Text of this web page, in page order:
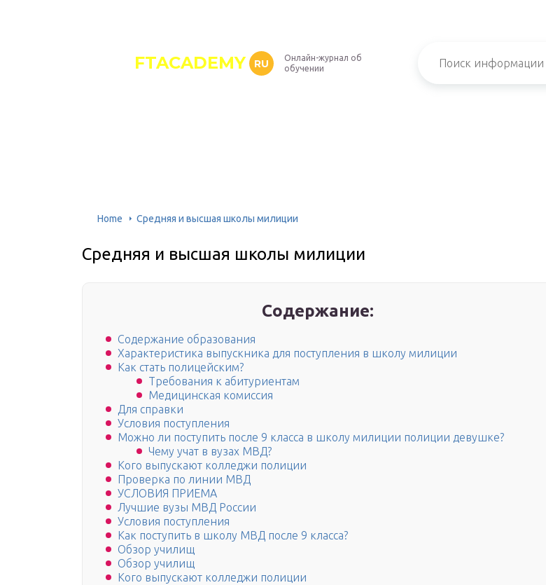
FTACADEMY RU
Онлайн-журнал об
обучении
Home Средняя и высшая школы милиции
Средняя и высшая школы милиции
Содержание:
Содержание образования
Характеристика выпускника для поступления в школу милиции
Как стать полицейским?
Требования к абитуриентам
Медицинская комиссия
Для справки
Условия поступления
Можно ли поступить после 9 класса в школу милиции полиции девушке?
Чему учат в вузах МВД?
Кого выпускают колледжи полиции
Проверка по линии МВД
УСЛОВИЯ ПРИЕМА
Лучшие вузы МВД России
Условия поступления
Как поступить в школу МВД после 9 класса?
Обзор училищ
Обзор училищ
Кого выпускают колледжи полиции